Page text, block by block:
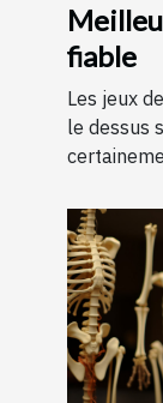
fiable
Les jeux
le dessus